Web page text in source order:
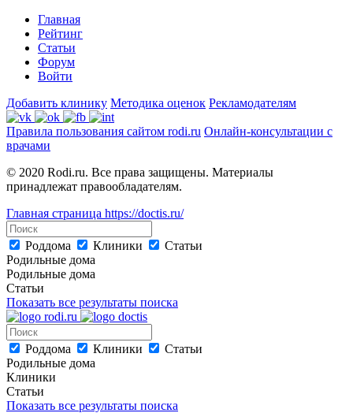
Главная
Рейтинг
Статьи
Форум
Войти
Добавить клинику Методика оценок Рекламодателям
Правила пользования сайтом rodi.ru Онлайн-консультации с
врачами
© 2020 Rodi.ru. Все права защищены. Материалы
принадлежат правообладателям.
Главная страница https://doctis.ru/
Роддома Клиники
Статьи
Родильные дома
Родильные дома
Статьи
Показать все результаты поиска
Роддома Клиники
Статьи
Родильные дома
Клиники
Статьи
Показать все результаты поиска